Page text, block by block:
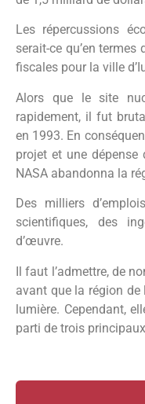
Les répercussions
serait-ce qu’en termes
fiscales pour la ville
Alors que le site
rapidement, il fut
en 1993. En
projet et une dépense
NASA abandonna la
Des milliers
scientifiques, des
d’œuvre.
Il faut l’admettre, de
avant que la région de
lumière. Cependant,
parti de trois